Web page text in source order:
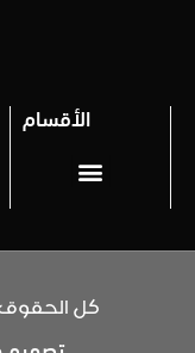
الأقسام
كل الحقوق